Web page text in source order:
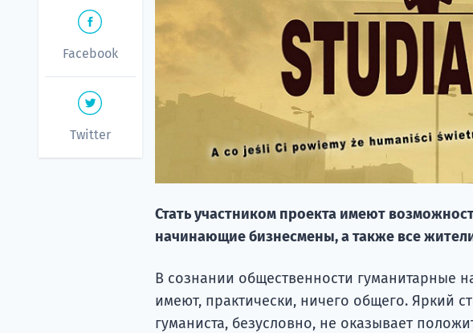
Facebook
Twitter
Стать участником проекта имеют
начинающие бизнесмены, а также все
В сознании общественности гуманитарные
имеют, практически, ничего общего. Яркий
гуманиста, безусловно, не оказывает